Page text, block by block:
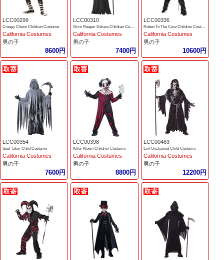
LCC00299
Creepy Clown Children Costume
California Costumes
男の子
8600円
LCC00310
California Costumes
男の子
7400円
LCC00336
California Costumes
男の子
10600円
LCC00354
Soul Taker Child Costume
California Costumes
男の子
7600円
LCC00398
Killer Klown Children Costume
California Costumes
男の子
8800円
LCC00463
Evil Unchained Child Costume
California Costumes
男の子
12200円